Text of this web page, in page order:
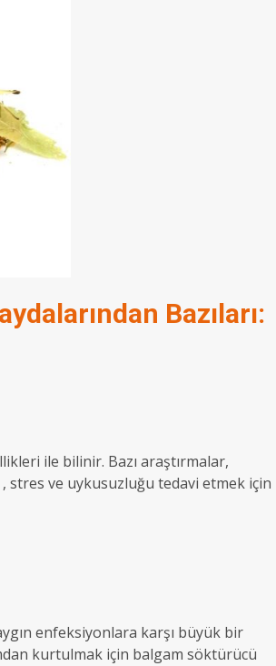
Bazıları:
ile bilinir. Bazı araştırmalar,
stres ve uykusuzluğu tedavi etmek için
enfeksiyonlara karşı büyük bir
kurtulmak için balgam söktürücü